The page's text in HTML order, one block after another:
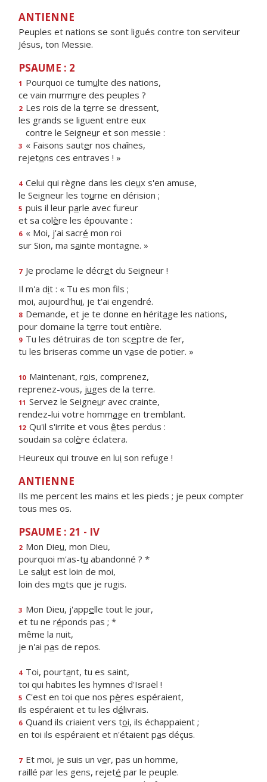
ANTIENNE
Peuples et nations se sont ligués contre ton serviteur
Jésus, ton Messie.
PSAUME : 2
1 Pourquoi ce tumulte des nations,
ce vain murmure des peuples ?
2 Les rois de la terre se dressent,
les grands se liguent entre eux
contre le Seigneur et son messie :
3 « Faisons sauter nos chaînes,
rejetons ces entraves ! »
4 Celui qui règne dans les cieux s'en amuse,
le Seigneur les tourne en dérision ;
5 puis il leur parle avec fureur
et sa colère les épouvante :
6 « Moi, j'ai sacré mon roi
sur Sion, ma sainte montagne. »
7 Je proclame le décret du Seigneur !
Il m'a dit : « Tu es mon fils ;
moi, aujourd'hui, je t'ai engendré.
8 Demande, et je te donne en héritage les nations,
pour domaine la terre tout entière.
9 Tu les détruiras de ton sceptre de fer,
tu les briseras comme un vase de potier. »
10 Maintenant, rois, comprenez,
reprenez-vous, juges de la terre.
11 Servez le Seigneur avec crainte,
rendez-lui votre hommage en tremblant.
12 Qu'il s'irrite et vous êtes perdus :
soudain sa colère éclatera.
Heureux qui trouve en lui son refuge !
ANTIENNE
Ils me percent les mains et les pieds ; je peux compter
tous mes os.
PSAUME : 21 - IV
2 Mon Dieu, mon Dieu,
pourquoi m'as-tu abandonné ? *
Le salut est loin de moi,
loin des mots que je rugis.
3 Mon Dieu, j'appelle tout le jour,
et tu ne réponds pas ; *
même la nuit,
je n'ai pas de repos.
4 Toi, pourtant, tu es saint,
toi qui habites les hymnes d'Israël !
5 C'est en toi que nos pères espéraient,
ils espéraient et tu les délivrais.
6 Quand ils criaient vers toi, ils échappaient ;
en toi ils espéraient et n'étaient pas déçus.
7 Et moi, je suis un ver, pas un homme,
raillé par les gens, rejeté par le peuple.